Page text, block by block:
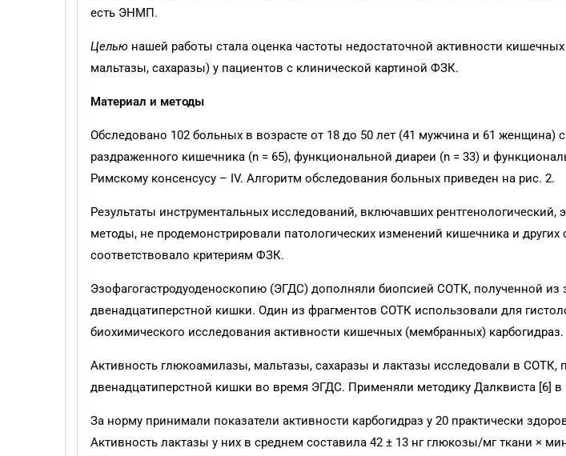
есть ЭНМП.
Целью нашей работы стала оценка частоты недостаточной активности
мальтазы, сахаразы) у пациентов с клинической картиной ФЗК.
Материал и методы
Обследовано 102 больных в возрасте от 18 до 50 лет (41 мужчина и 61
раздраженного кишечника (n = 65), функциональной диареи (n = 33) и
Римскому консенсусу – IV. Алгоритм обследования больных приведен на рис. 2.
Результаты инструментальных исследований, включавших рентгенологический,
методы, не продемонстрировали патологических изменений кишечника и других
соответствовало критериям ФЗК.
Эзофагогастродуоденоскопию (ЭГДС) дополняли биопсией СОТК, полученной из
двенадцатиперстной кишки. Один из фрагментов СОТК использовали для
биохимического исследования активности кишечных (мембранных) карбогидраз.
Активность глюкоамилазы, мальтазы, сахаразы и лактазы исследовали в СОТК,
двенадцатиперстной кишки во время ЭГДС. Применяли методику Далквиста [6]
За норму принимали показатели активности карбогидраз у 20 практически
Активность лактазы у них в среднем составила 42 ± 13 нг глюкозы/мг ткани ×